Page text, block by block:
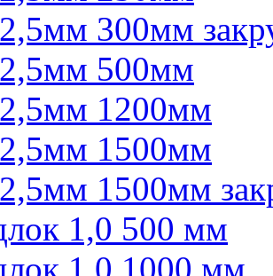
300мм
500мм
1200мм
1500мм
1500мм
1,0 500 мм